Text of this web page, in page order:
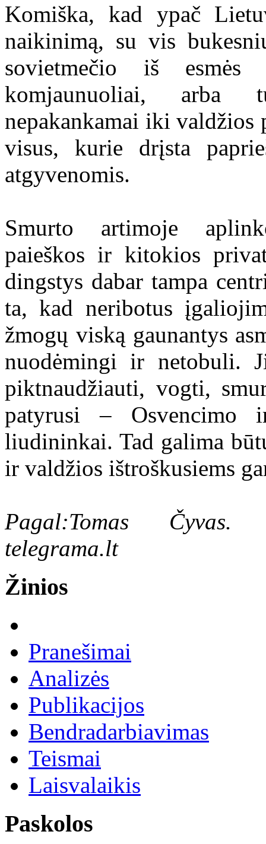
Komiška, kad ypač
naikinimą, su vis
sovietmečio iš esmės
komjaunuoliai, arba
nepakankamai iki valdžios
visus, kurie drįsta
atgyvenomis.
Smurto artimoje
paieškos ir kitokios
dingstys dabar tampa
ta, kad neribotus
žmogų viską gaunantys
nuodėmingi ir netobuli.
piktnaudžiauti, vogti,
patyrusi –
liudininkai. Tad galima
ir valdžios ištroškusiems
Pagal:Tomas Čyvas.
telegrama.lt
Žinios
Pranešimai
Analizės
Publikacijos
Bendradarbiavimas
Teismai
Laisvalaikis
Paskolos